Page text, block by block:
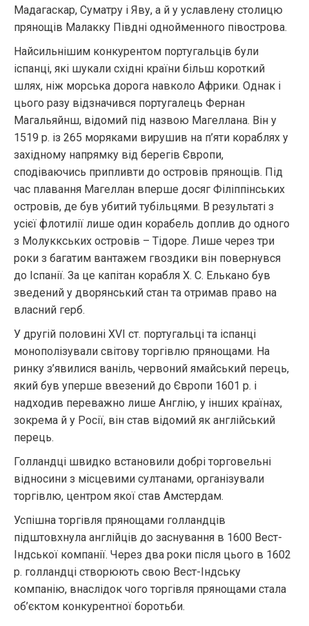
Мадагаскар, Суматру і Яву, а й у уславлену столицю
прянощів Малакку Півдні однойменного півострова.
Найсильнішим конкурентом португальців були
іспанці, які шукали східні країни більш короткий
шлях, ніж морська дорога навколо Африки. Однак і
цього разу відзначився португалець Фернан
Магальяйнш, відомий під назвою Магеллана. Він у
1519 р. із 265 моряками вирушив на п’яти кораблях у
західному напрямку від берегів Європи,
сподіваючись припливти до островів прянощів. Під
час плавання Магеллан вперше досяг Філіппінських
островів, де був убитий тубільцями. В результаті з
усієї флотилії лише один корабель доплив до одного
з Молуккських островів – Тідоре. Лише через три
роки з багатим вантажем гвоздики він повернувся
до Іспанії. За це капітан корабля X. С. Елькано був
зведений у дворянський стан та отримав право на
власний герб.
У другій половині XVI ст. португальці та іспанці
монополізували світову торгівлю прянощами. На
ринку з’явилися ваніль, червоний ямайський перець,
який був уперше ввезений до Європи 1601 р. і
надходив переважно лише Англію, у інших країнах,
зокрема й у Росії, він став відомий як англійський
перець.
Голландці швидко встановили добрі торговельні
відносини з місцевими султанами, організували
торгівлю, центром якої став Амстердам.
Успішна торгівля прянощами голландців
підштовхнула англійців до заснування в 1600 Вест-
Індської компанії. Через два роки після цього в 1602
р. голландці створюють свою Вест-Індську
компанію, внаслідок чого торгівля прянощами стала
об’єктом конкурентної боротьби.